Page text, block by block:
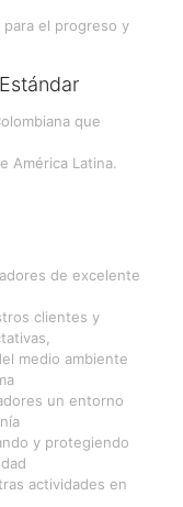
para el progreso y
que
América Latina.
de excelente
clientes y
medio ambiente
un entorno
y protegiendo
actividades en